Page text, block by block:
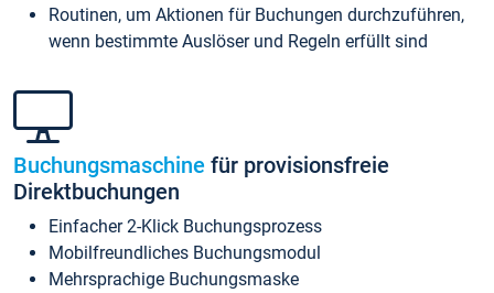
Routinen, um Aktionen für Buchungen durchzuführen,
wenn bestimmte Auslöser und Regeln erfüllt sind
Buchungsmaschine für provisionsfreie
Direktbuchungen
Einfacher 2-Klick Buchungsprozess
Mobilfreundliches Buchungsmodul
Mehrsprachige Buchungsmaske